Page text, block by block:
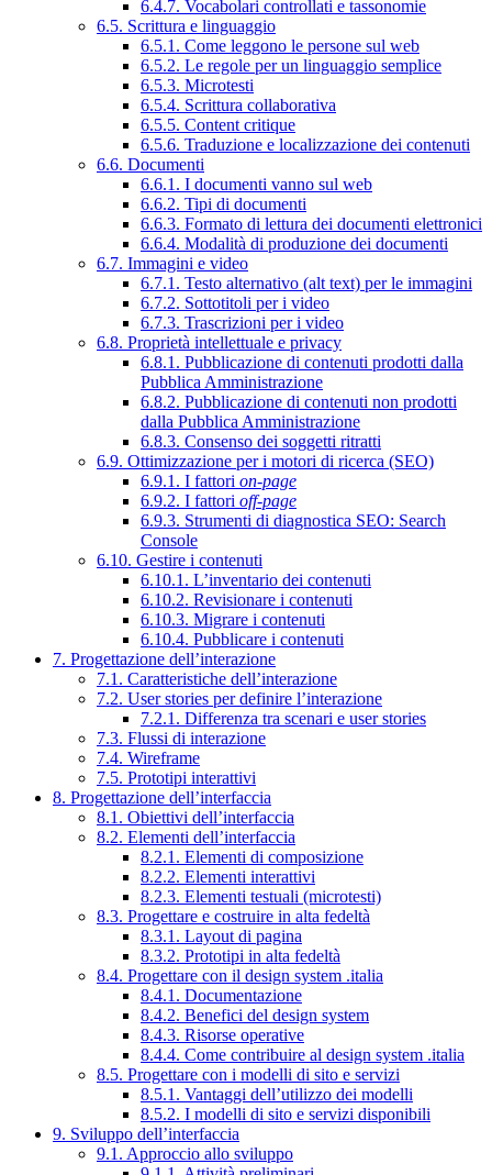
6.4.7. Vocabolari controllati e tassonomie
6.5. Scrittura e linguaggio
6.5.1. Come leggono le persone sul web
6.5.2. Le regole per un linguaggio semplice
6.5.3. Microtesti
6.5.4. Scrittura collaborativa
6.5.5. Content critique
6.5.6. Traduzione e localizzazione dei contenuti
6.6. Documenti
6.6.1. I documenti vanno sul web
6.6.2. Tipi di documenti
6.6.3. Formato di lettura dei documenti elettronici
6.6.4. Modalità di produzione dei documenti
6.7. Immagini e video
6.7.1. Testo alternativo (alt text) per le immagini
6.7.2. Sottotitoli per i video
6.7.3. Trascrizioni per i video
6.8. Proprietà intellettuale e privacy
6.8.1. Pubblicazione di contenuti prodotti dalla
Pubblica Amministrazione
6.8.2. Pubblicazione di contenuti non prodotti
dalla Pubblica Amministrazione
6.8.3. Consenso dei soggetti ritratti
6.9. Ottimizzazione per i motori di ricerca (SEO)
6.9.1. I fattori on-page
6.9.2. I fattori off-page
6.9.3. Strumenti di diagnostica SEO: Search
Console
6.10. Gestire i contenuti
6.10.1. L’inventario dei contenuti
6.10.2. Revisionare i contenuti
6.10.3. Migrare i contenuti
6.10.4. Pubblicare i contenuti
7. Progettazione dell’interazione
7.1. Caratteristiche dell’interazione
7.2. User stories per definire l’interazione
7.2.1. Differenza tra scenari e user stories
7.3. Flussi di interazione
7.4. Wireframe
7.5. Prototipi interattivi
8. Progettazione dell’interfaccia
8.1. Obiettivi dell’interfaccia
8.2. Elementi dell’interfaccia
8.2.1. Elementi di composizione
8.2.2. Elementi interattivi
8.2.3. Elementi testuali (microtesti)
8.3. Progettare e costruire in alta fedeltà
8.3.1. Layout di pagina
8.3.2. Prototipi in alta fedeltà
8.4. Progettare con il design system .italia
8.4.1. Documentazione
8.4.2. Benefici del design system
8.4.3. Risorse operative
8.4.4. Come contribuire al design system .italia
8.5. Progettare con i modelli di sito e servizi
8.5.1. Vantaggi dell’utilizzo dei modelli
8.5.2. I modelli di sito e servizi disponibili
9. Sviluppo dell’interfaccia
9.1. Approccio allo sviluppo